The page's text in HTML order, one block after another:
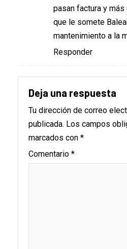
pasan factura y
que le somete
mantenimiento a la
Responder
Deja una respuesta
Tu dirección de correo
publicada. Los campos
marcados con *
Comentario *